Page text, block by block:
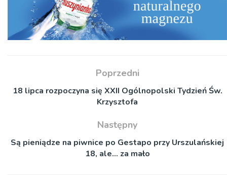
Poprzedni
18 lipca rozpoczyna się XXII Ogólnopolski Tydzień Św.
Krzysztofa
Następny
Są pieniądze na piwnice po Gestapo przy Urszulańskiej
18, ale… za mało